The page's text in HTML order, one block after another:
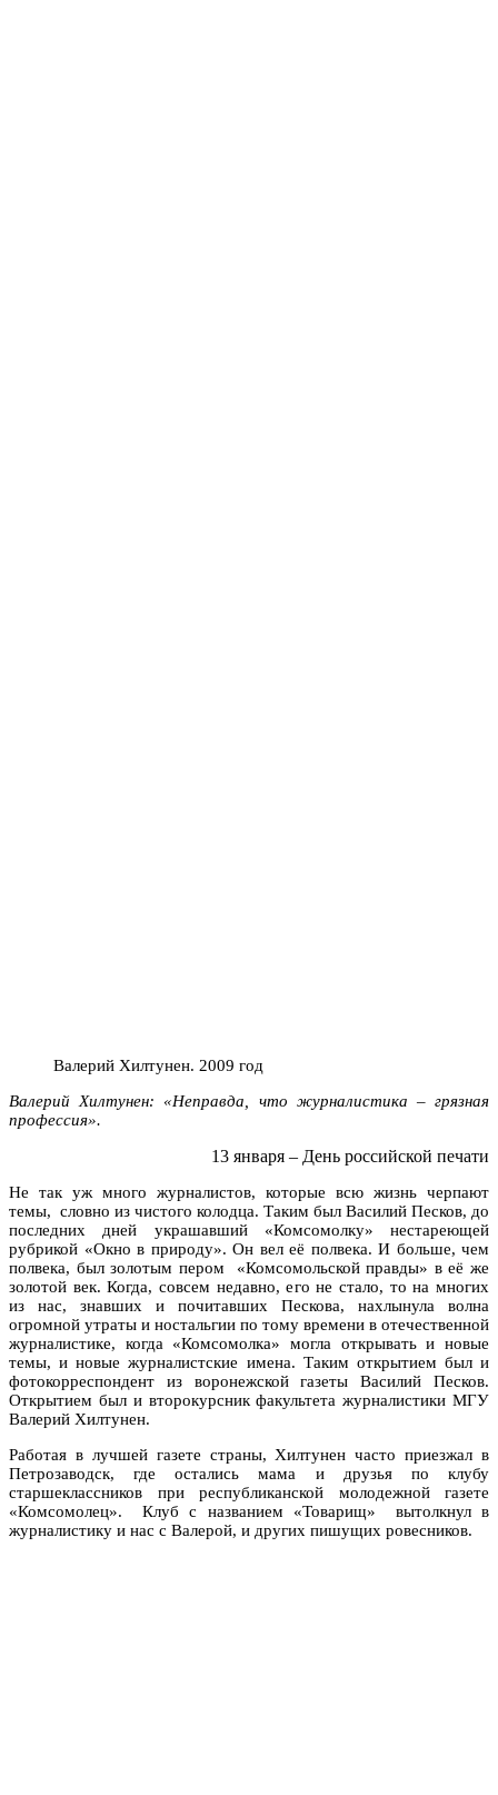
Валерий Хилтунен. 2009 год
Валерий Хилтунен: «Неправда, что журналистика – грязная
профессия».
13 января – День российской печати
Не так уж много журналистов, которые всю жизнь черпают
темы, словно из чистого колодца. Таким был Василий Песков, до
последних дней украшавший «Комсомолку» нестареющей
рубрикой «Окно в природу». Он вел её полвека. И больше, чем
полвека, был золотым пером «Комсомольской правды» в её же
золотой век. Когда, совсем недавно, его не стало, то на многих
из нас, знавших и почитавших Пескова, нахлынула волна
огромной утраты и ностальгии по тому времени в отечественной
журналистике, когда «Комсомолка» могла открывать и новые
темы, и новые журналистские имена. Таким открытием был и
фотокорреспондент из воронежской газеты Василий Песков.
Открытием был и второкурсник факультета журналистики МГУ
Валерий Хилтунен.
Работая в лучшей газете страны, Хилтунен часто приезжал в
Петрозаводск, где остались мама и друзья по клубу
старшеклассников при республиканской молодежной газете
«Комсомолец». Клуб с названием «Товарищ» вытолкнул в
журналистику и нас с Валерой, и других пишущих ровесников.